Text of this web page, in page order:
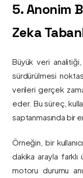
5. Anonim
Zeka
Büyük veri analitiği,
sürdürülmesi
verileri gerçek
eder. Bu süreç,
saptanmasında bir
Örneğin, bir
dakika arayla
motoru durumu